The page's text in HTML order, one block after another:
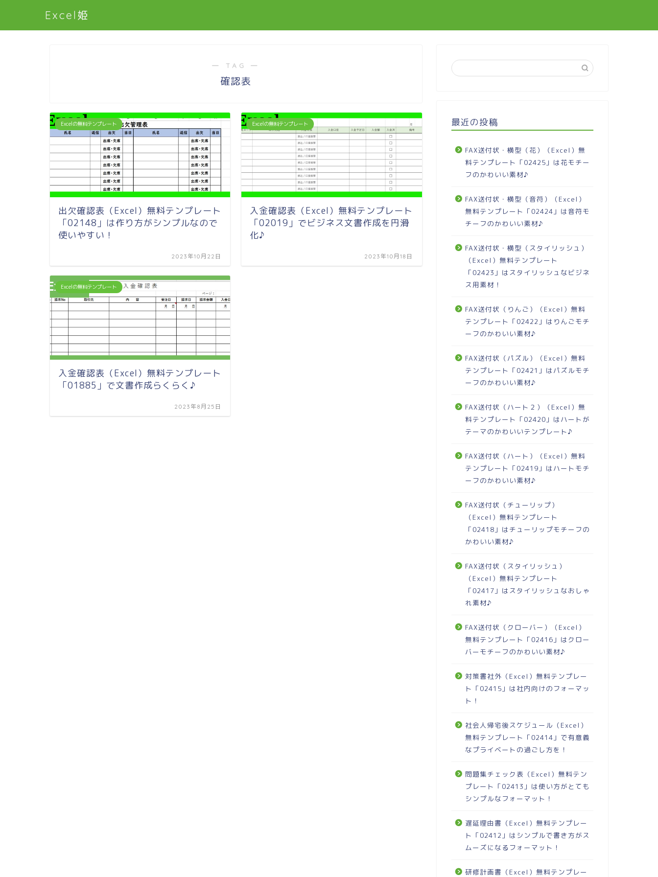
Excel姫
― TAG ―
確認表
Excelの無料テンプレート
出欠確認表（Excel）無料テンプレート
「02148」は作り方がシンプルなので
使いやすい！
2023年10月22日
Excelの無料テンプレート
入金確認表（Excel）無料テンプレート
「02019」でビジネス文書作成を円滑
化♪
2023年10月18日
Excelの無料テンプレート
入金確認表（Excel）無料テンプレート
「01885」で文書作成らくらく♪
2023年8月25日
最近の投稿
FAX送付状・横型（花）（Excel）無
料テンプレート「02425」は花モチー
フのかわいい素材♪
FAX送付状・横型（音符）（Excel）
無料テンプレート「02424」は音符モ
チーフのかわいい素材♪
FAX送付状・横型（スタイリッシュ）
（Excel）無料テンプレート
「02423」はスタイリッシュなビジネ
ス用素材！
FAX送付状（りんご）（Excel）無料
テンプレート「02422」はりんごモチ
ーフのかわいい素材♪
FAX送付状（パズル）（Excel）無料
テンプレート「02421」はパズルモチ
ーフのかわいい素材♪
FAX送付状（ハート２）（Excel）無
料テンプレート「02420」はハートが
テーマのかわいいテンプレート♪
FAX送付状（ハート）（Excel）無料
テンプレート「02419」はハートモチ
ーフのかわいい素材♪
FAX送付状（チューリップ）
（Excel）無料テンプレート
「02418」はチューリップモチーフの
かわいい素材♪
FAX送付状（スタイリッシュ）
（Excel）無料テンプレート
「02417」はスタイリッシュなおしゃ
れ素材♪
FAX送付状（クローバー）（Excel）
無料テンプレート「02416」はクロー
バーモチーフのかわいい素材♪
対策書社外（Excel）無料テンプレー
ト「02415」は社内向けのフォーマッ
ト！
社会人帰宅後スケジュール（Excel）
無料テンプレート「02414」で有意義
なプライベートの過ごし方を！
問題集チェック表（Excel）無料テン
プレート「02413」は使い方がとても
シンプルなフォーマット！
遅延理由書（Excel）無料テンプレー
ト「02412」はシンプルで書き方がス
ムーズになるフォーマット！
研修計画書（Excel）無料テンプレー